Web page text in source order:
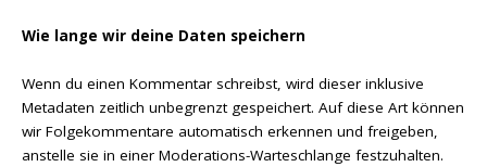
Wie lange wir deine Daten speichern
Wenn du einen Kommentar schreibst, wird dieser inklusive
Metadaten zeitlich unbegrenzt gespeichert. Auf diese Art können
wir Folgekommentare automatisch erkennen und freigeben,
anstelle sie in einer Moderations-Warteschlange festzuhalten.